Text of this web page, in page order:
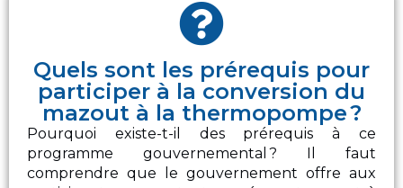
Quels sont les prérequis pour
participer à la conversion du
mazout à la thermopompe ?
Pourquoi existe-t-il des prérequis à ce
programme gouvernemental ? Il faut
comprendre que le gouvernement offre aux